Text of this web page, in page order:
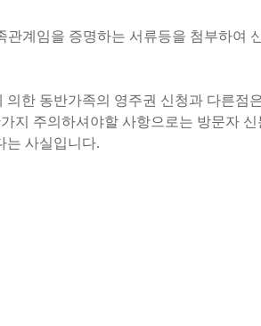
계임을 증명하는 서류등을 첨부하여
의한 동반가족의 영주권 신청과 다른
지 주의하셔야할 사항으로는 방문자
는 사실입니다.